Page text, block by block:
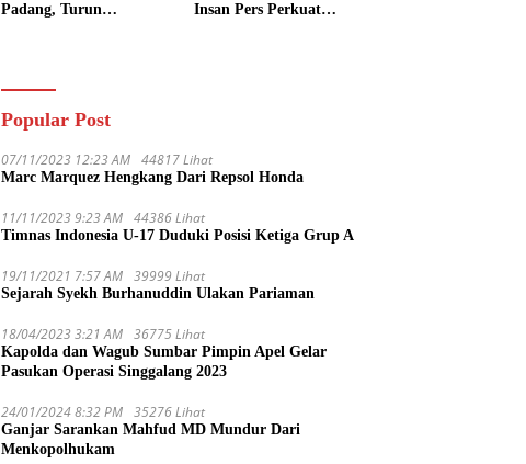
Padang, Turun
Insan Pers Perkuat
Popular Post
07/11/2023 12:23 AM 44817 Lihat
Marc Marquez Hengkang Dari Repsol Honda
11/11/2023 9:23 AM 44386 Lihat
Timnas Indonesia U-17 Duduki Posisi Ketiga Grup A
19/11/2021 7:57 AM 39999 Lihat
Sejarah Syekh Burhanuddin Ulakan Pariaman
18/04/2023 3:21 AM 36775 Lihat
Kapolda dan Wagub Sumbar Pimpin Apel Gelar
Pasukan Operasi Singgalang 2023
24/01/2024 8:32 PM 35276 Lihat
Ganjar Sarankan Mahfud MD Mundur Dari
Menkopolhukam